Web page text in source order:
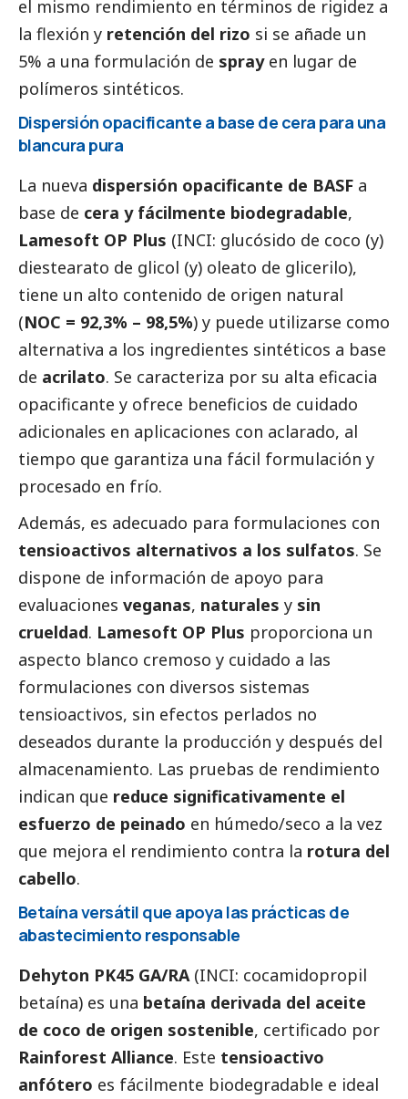
el mismo rendimiento en términos de rigidez a
la flexión y retención del rizo si se añade un
5% a una formulación de sprayen lugar de
polímeros sintéticos.
Dispersión opacificante a base de cera para una
blancura pura
La nueva dispersión opacificante de BASF a
base de cera y fácilmente biodegradable,
Lamesoft OP Plus (INCI: glucósido de coco (y)
diestearato de glicol (y) oleato de glicerilo),
tiene un alto contenido de origen natural
(NOC = 92,3% – 98,5%) y puede utilizarse como
alternativa a los ingredientes sintéticos a base
de acrilato. Se caracteriza por su alta eficacia
opacificante y ofrece beneficios de cuidado
adicionales en aplicaciones con aclarado, al
tiempo que garantiza una fácil formulación y
procesado en frío.
Además, es adecuado para formulaciones con
tensioactivos alternativos a los sulfatos. Se
dispone de información de apoyo para
evaluaciones veganas, naturales y sin
crueldad. Lamesoft OP Plus proporciona un
aspecto blanco cremoso y cuidado a las
formulaciones con diversos sistemas
tensioactivos, sin efectos perlados no
deseados durante la producción y después del
almacenamiento. Las pruebas de rendimiento
indican que reduce significativamente el
esfuerzo de peinado en húmedo/seco a la vez
que mejora el rendimiento contra la rotura del
cabello.
Betaína versátil que apoya las prácticas de
abastecimiento responsable
Dehyton PK45 GA/RA(INCI: cocamidopropil
betaína) es una betaína derivada del aceite
de coco de origen sostenible, certificado por
Rainforest Alliance. Este tensioactivo
anfótero es fácilmente biodegradable e ideal